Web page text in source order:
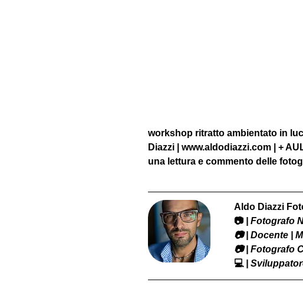
workshop ritratto ambientato in
Diazzi | www.aldodiazzi.com | +
una lettura e commento delle
Aldo Diazzi
📷 | Fotografo
​📷 | Docente |
📷 | Fotografo
💻 |